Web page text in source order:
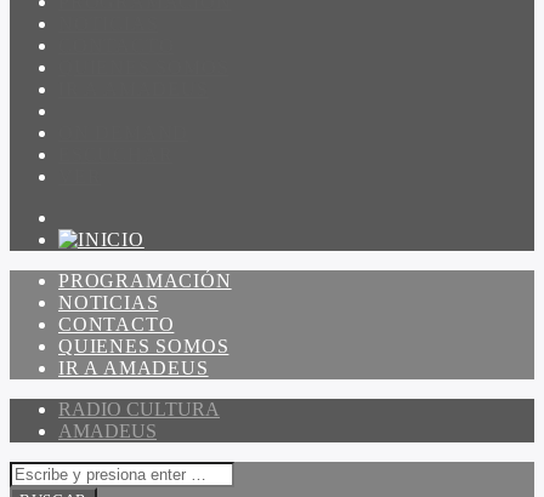
PROGRAMACIÓN
NOTICIAS
CONTACTO
QUIENES SOMOS
IR A AMADEUS
RADIO CULTURA
AMADEUS